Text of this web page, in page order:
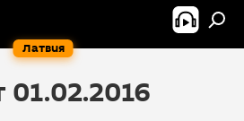
Латвия